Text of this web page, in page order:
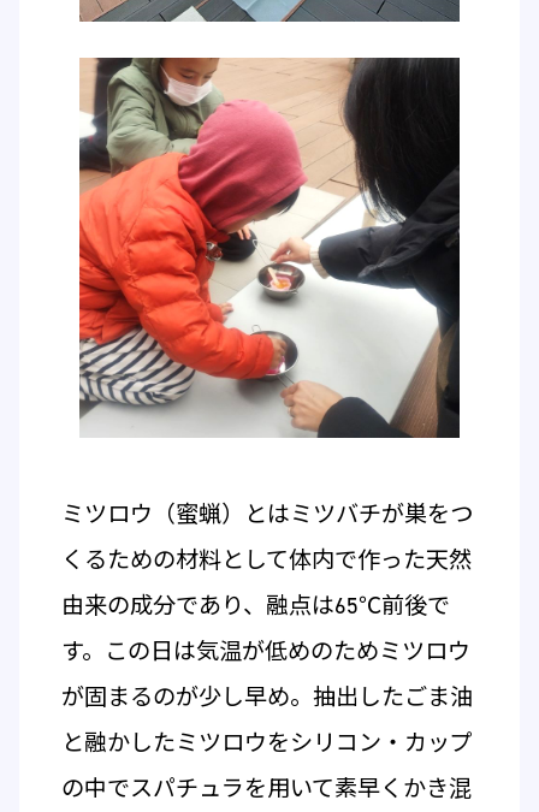
ミツロウ（蜜蝋）とはミツバチが巣をつ
くるための材料として体内で作った天然
由来の成分であり、融点は65℃前後で
す。この日は気温が低めのためミツロウ
が固まるのが少し早め。抽出したごま油
と融かしたミツロウをシリコン・カップ
の中でスパチュラを用いて素早くかき混